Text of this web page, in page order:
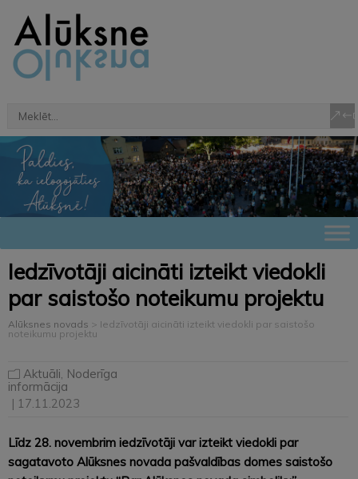
Iedzīvotāji aicināti izteikt viedokli
par saistošo noteikumu projektu
Alūksnes novads > Iedzīvotāji aicināti izteikt viedokli par saistošo
noteikumu projektu
Aktuāli Noderīga
informācija
| 17.11.2023
Līdz 28. novembrim iedzīvotāji var izteikt viedokli par
sagatavoto Alūksnes novada pašvaldības domes saistošo